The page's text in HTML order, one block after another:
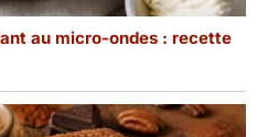
au micro-ondes : recette